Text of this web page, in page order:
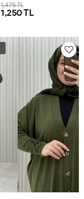
60
1,475 TL
1,250 TL